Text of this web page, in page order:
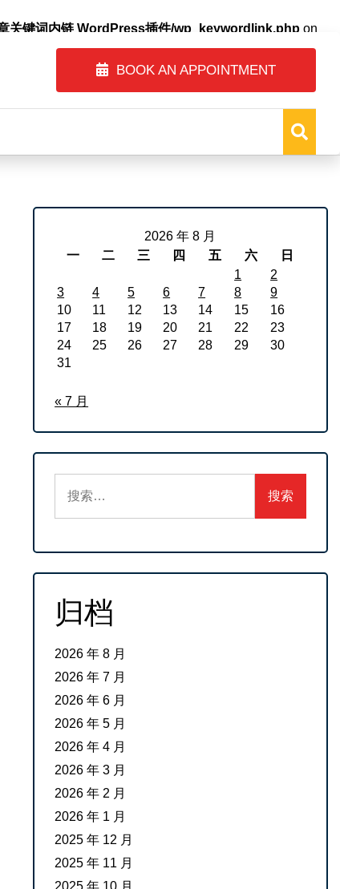
关键词内链 WordPress插件/wp_keywordlink.php on
BOOK AN APPOINTMENT
2026 年 8 月
一
二 三 四 五 六
日
1
2
3
4 5 6 7 8
9
10
11 12 13 14 15
16
17
18 19 20 21 22
23
24
25 26 27 28 29
30
31
« 7 月
索：
归档
2026 年 8 月
2026 年 7 月
2026 年 6 月
2026 年 5 月
2026 年 4 月
2026 年 3 月
2026 年 2 月
2026 年 1 月
2025 年 12 月
2025 年 11 月
2025 年 10 月